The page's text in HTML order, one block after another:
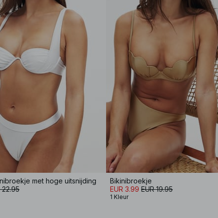
met hoge uitsnijding
22.95
Bikinibroekje
EUR 3.99 EUR 19.95
1 Kleur